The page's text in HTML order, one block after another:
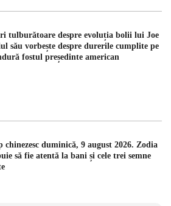
tulburătoare despre evoluția bolii lui Joe
său vorbește despre durerile cumplite pe
fostul președinte american
chinezesc duminică, 9 august 2026. Zodia
să fie atentă la bani și cele trei semne